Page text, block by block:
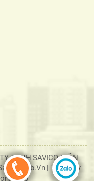
TNHH SAVICO MIỀN
| Tổng truy
8